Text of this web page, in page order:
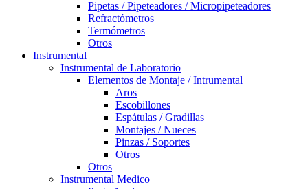
Pipetas / Pipeteadores / Micropipeteadores
Refractómetros
Termómetros
Otros
Instrumental
Instrumental de Laboratorio
Elementos de Montaje / Intrumental
Aros
Escobillones
Espátulas / Gradillas
Montajes / Nueces
Pinzas / Soportes
Otros
Otros
Instrumental Medico